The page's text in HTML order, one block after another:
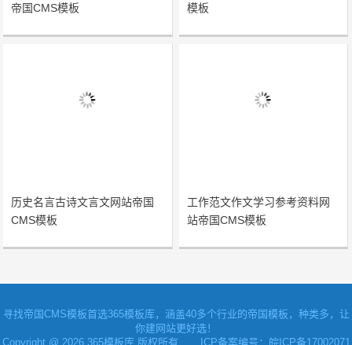
帝国CMS模板
模板
历史名言古诗文言文网站帝国
CMS模板
工作范文作文学习参考资料网
站帝国CMS模板
寻找帝国CMS模板首选365模板库，涵盖40多个行业的帝国模板，种类多，让
你建网站更好选！
Copyright @ 2026 365模板库 版权所有
ICP备案编号：皖ICP备17002071